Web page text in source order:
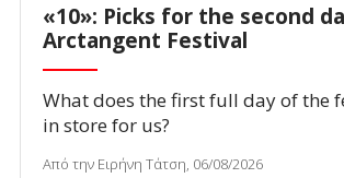
«10»: Picks for the second
Arctangent Festival
What does the first full day of the
in store for us?
Από την Ειρήνη Τάτση, 06/08/2026